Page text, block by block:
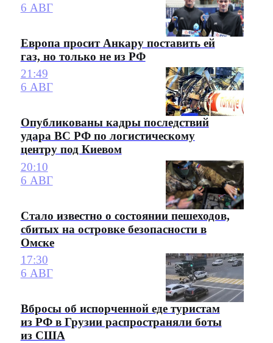
6 АВГ
Европа просит Анкару поставить ей
газ, но только не из РФ
21:49
6 АВГ
Опубликованы кадры последствий
удара ВС РФ по логистическому
центру под Киевом
20:10
6 АВГ
Стало известно о состоянии пешеходов,
сбитых на островке безопасности в
Омске
17:30
6 АВГ
Вбросы об испорченной еде туристам
из РФ в Грузии распространяли боты
из США